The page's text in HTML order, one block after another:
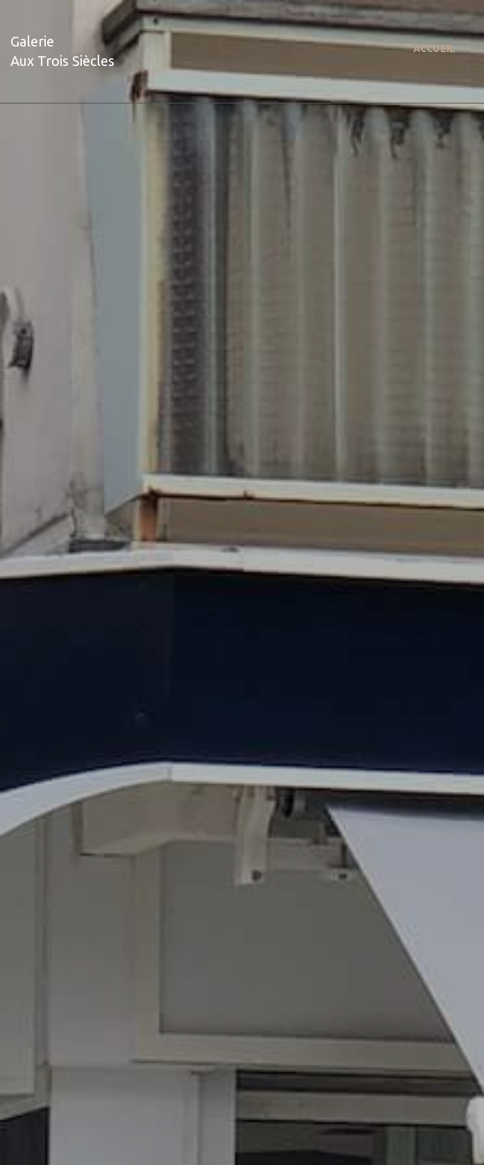
Galerie
Aux Trois Siècles
ACCUEIL